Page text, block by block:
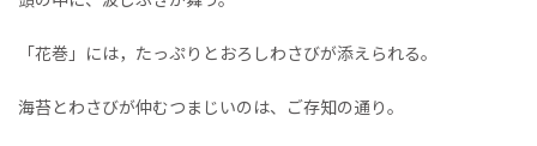
「花巻」には，たっぷりとおろしわさびが添えられる。
海苔とわさびが仲むつまじいのは、ご存知の通り。